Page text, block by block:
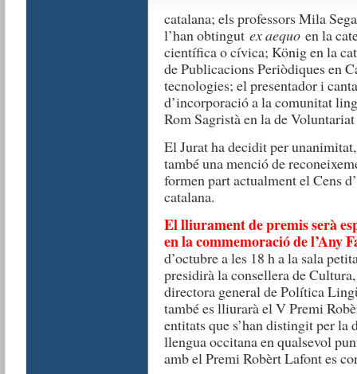
catalana; els professors Mila
l’han obtingut ex aequoen la
científica o cívica; König en la
de Publicacions Periòdiques en
tecnologies; el presentador i
d’incorporació a la comunitat
Rom Sagristà en la de
El Jurat ha decidit per
també una menció de
formen part actualment el Cens
catalana.
El lliurament de premis serà
en la commemoració de l’Any
d’octubre a les 18 h a la sala
presidirà la consellera de
directora general de Política
també es lliurarà el V Premi
entitats que s’han distingit per
llengua occitana en qualsevol
amb el Premi Robèrt Lafont es